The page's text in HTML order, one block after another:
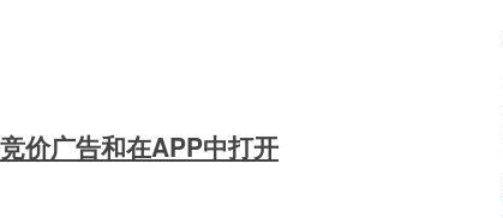
价广告和在APP中打开